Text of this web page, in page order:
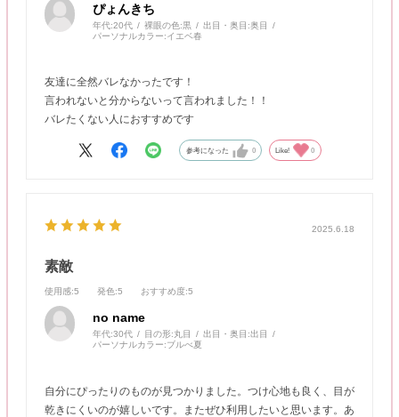
ぴょんきち
年代:20代 裸眼の色:黒 出目・奥目:奥目
パーソナルカラー:イエベ春
友達に全然バレなかったです！
言われないと分からないって言われました！！
バレたくない人におすすめです
参考になった 0 Like! 0
2025.6.18
素敵
使用感:5 発色:5 おすすめ度:5
no name
年代:30代 目の形:丸目 出目・奥目:出目
パーソナルカラー:ブルべ夏
自分にぴったりのものが見つかりました。つけ心地も良く、目が
乾きにくいのが嬉しいです。またぜひ利用したいと思います。あ